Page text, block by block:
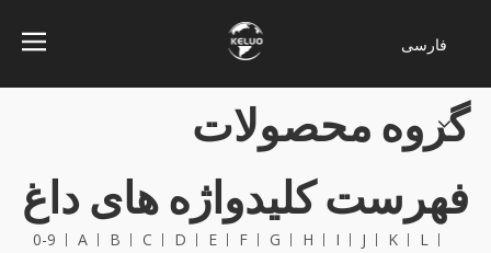
فارسی
indonesia
Türk dili
Italiano
Deutsch
گروه محصولات
فهرست کلیدواژه های داغ
0-9 A B C D E F G H I J K
L